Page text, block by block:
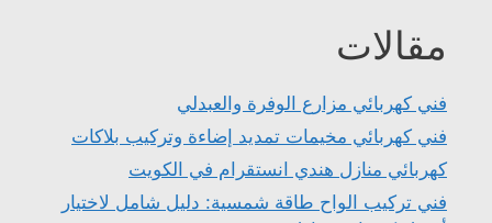
مقالات
فني كهربائي مزارع الوفرة والعبدلي
فني كهربائي مخيمات تمديد إضاءة وتركيب بلاكات
كهربائي منازل هندي انستقرام في الكويت
فني تركيب الواح طاقة شمسية: دليل شامل لاختيار